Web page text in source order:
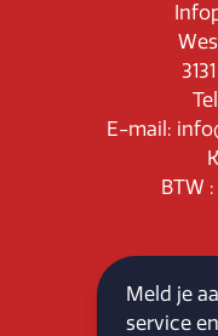
E-mail:
BTW
Meld je
service